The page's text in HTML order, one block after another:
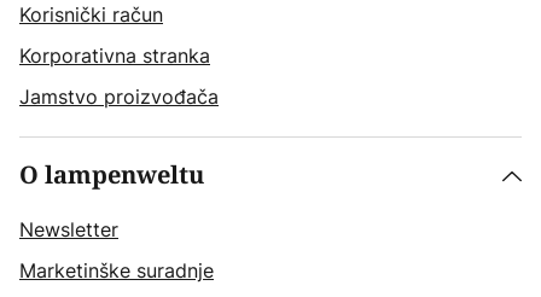
Korisnički račun
Korporativna stranka
Jamstvo proizvođača
O lampenweltu
Newsletter
Marketinške suradnje